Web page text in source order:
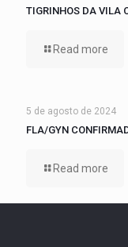
TIGRINHOS DA VILA
Read more
5 de agosto de 2024
FLA/GYN
Read more